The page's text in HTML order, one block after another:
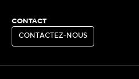
CONTACT
CON ACT EZ-N OUS
CONTACTEZ-NOUS